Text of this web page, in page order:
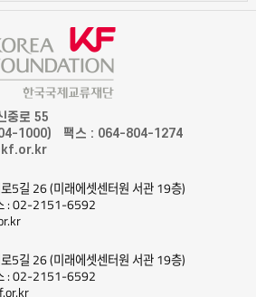
중로 55
1000)
팩스 : 064-804-1274
5길 26 (미래에셋센터원 서관 19층)
: 02-2151-6592
5길 26 (미래에셋센터원 서관 19층)
: 02-2151-6592